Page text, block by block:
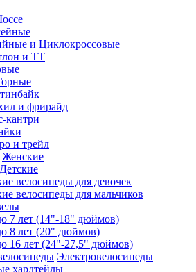
и Циклокроссовые
и ТТ
и фрирайд
кантри
и трейл
Женские
Детские
велосипеды для девочек
велосипеды для мальчиков
7 лет (14"-18" дюймов)
8 лет (20" дюймов)
16 лет (24"-27,5" дюймов)
Электровелосипеды
хардтейлы